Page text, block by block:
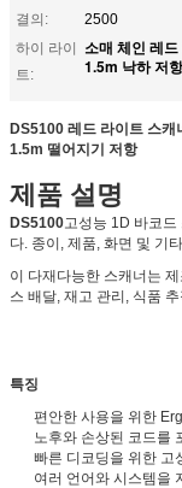
결의:
2500
하이 라이
트:
소매 체인 레
1.5m 낙하 저
DS5100 레드 라이트 스
1.5m 떨어지기 저항
제품 설명
DS5100고성능 1D 바코
다. 종이, 제품, 화면 및 기
이 다재다능한 스캐너는
스 배달, 재고 관리, 식품
특징
편안한 사용을 위한
노후와 손상된 코드를
빠른 디코딩을 위한 고
여러 언어와 시스템을